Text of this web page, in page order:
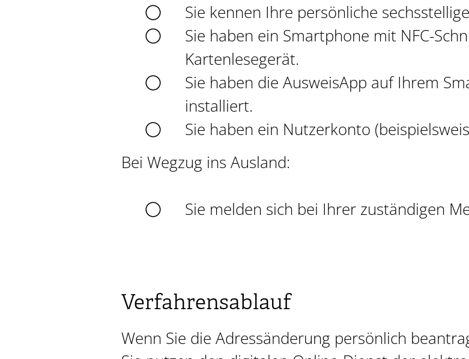
Sie kennen Ihre persönliche
Sie haben ein Smartphone mit NFC-
Kartenlesegerät.
Sie haben die AusweisApp auf Ihrem
installiert.
Sie haben ein Nutzerkonto
Bei Wegzug ins Ausland:
Sie melden sich bei Ihrer zuständigen
Verfahrensablauf
Wenn Sie die Adressänderung persönlich